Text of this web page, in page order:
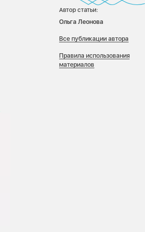
Автор статьи:
Ольга Леонова
Все публикации автора
Правила использования
материалов